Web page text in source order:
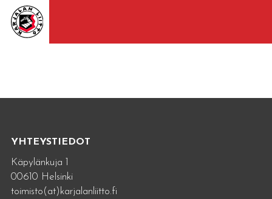
YHTEYSTIEDOT
Käpylänkuja 1
00610 Helsinki
toimisto(at)karjalanliitto.fi